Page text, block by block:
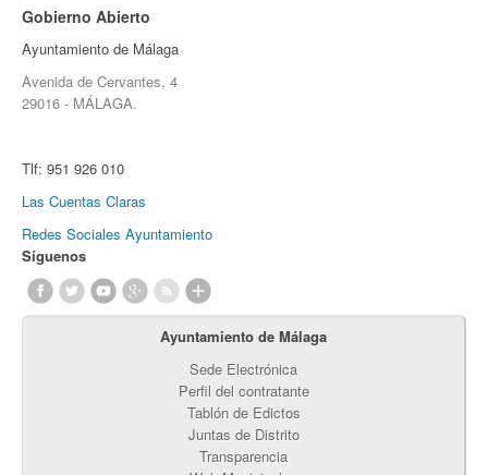
Gobierno Abierto
Ayuntamiento de Málaga
Avenida de Cervantes, 4
29016 - MÁLAGA.
Tlf: 951 926 010
Las Cuentas Claras
Redes Sociales Ayuntamiento
Síguenos
Ayuntamiento de Málaga
Sede Electrónica
Perfil del contratante
Tablón de Edictos
Juntas de Distrito
Transparencia